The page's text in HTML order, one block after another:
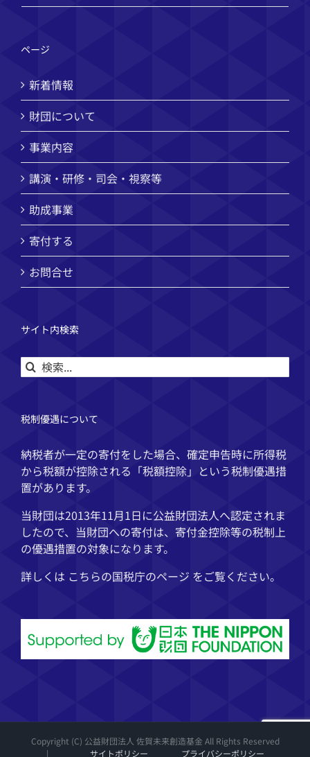
ページ
新着情報
財団について
事業内容
講演・研修・司会・視察等
助成事業
寄付する
お問合せ
サイト内検索
検
索
税制優遇について
納税者が一定の寄付をした場合、確定申告時に所得税
から税額が控除される「税額控除」という税制優遇措
置があります。
当財団は2013年11月1日に公益財団法人へ認定されま
したので、当財団への寄付は、寄付金控除等の税制上
の優遇措置の対象になります。
詳しくは こちらの国税庁のページ をご覧ください。
Copyright (C) 公益財団法人 佐賀未来創造基金 All Rights Reserved
| サイトポリシー プライバシーポリシー